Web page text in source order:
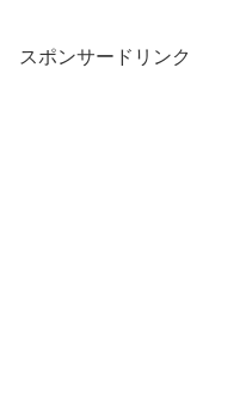
スポンサードリンク